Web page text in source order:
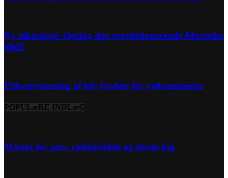
Ny teknologi: Opdag den revolutionerende Mercedes
elbil!
Erhvervsleasing af bil: fordele for virksomheder
POPULæRE INDLæG
Mazda 6e: pris, rækkevidde og første kig